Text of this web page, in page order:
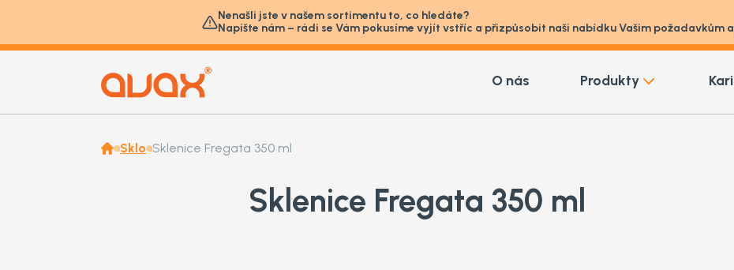
Nenašli jste v našem sortimentu to, co hledáte?
Napište nám – rádi se Vám pokusíme vyjít vstříc a přizpůsobit naši nabídku Vašim požadavkům
O nás Produkty
Sklo Sklenice Fregata 350 ml
Sklenice Fregata 350 ml